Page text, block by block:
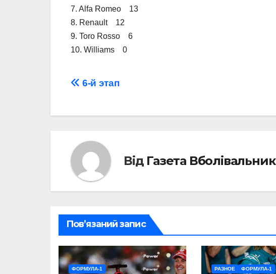
7. Alfa Romeo 13
8. Renault 12
9. Toro Rosso 6
10. Williams 0
Навігація
6-й этап
Від Газета Вболівальник
Пов’язаний запис
ФОРМУЛА-1 РАЗНОЕ ФОРМУЛА-1